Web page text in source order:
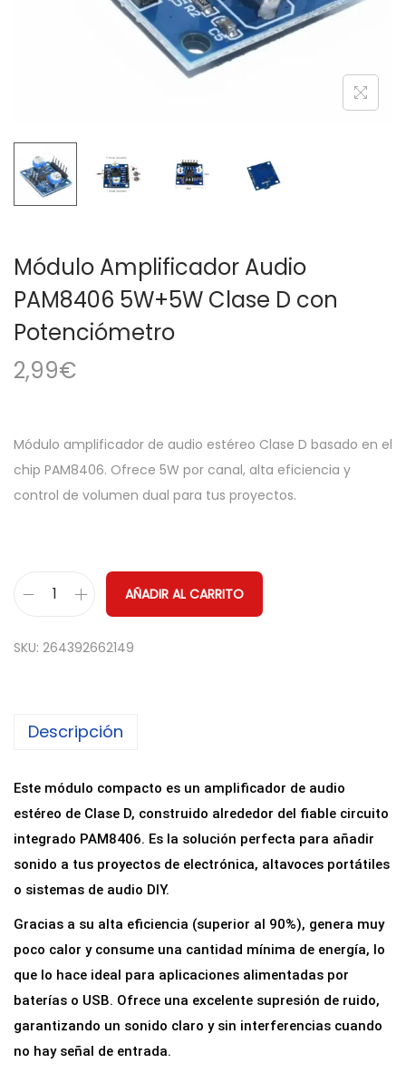
a
c
i
i
d
o
Módulo Amplificador Audio
PAM8406 5W+5W Clase D con
Potenciómetro
2,99€
Módulo amplificador de audio estéreo Clase D basado en el
chip PAM8406. Ofrece 5W por canal, alta eficiencia y
control de volumen dual para tus proyectos.
d
o
m
p
l
i
f
A
AÑADIR AL CARRITO
SKU: 264392662149
Descripción
Este módulo compacto es un amplificador de audio
estéreo de Clase D, construido alrededor del fiable circuito
integrado PAM8406. Es la solución perfecta para añadir
sonido a tus proyectos de electrónica, altavoces portátiles
o sistemas de audio DIY.
Gracias a su alta eficiencia (superior al 90%), genera muy
poco calor y consume una cantidad mínima de energía, lo
que lo hace ideal para aplicaciones alimentadas por
baterías o USB. Ofrece una excelente supresión de ruido,
garantizando un sonido claro y sin interferencias cuando
no hay señal de entrada.